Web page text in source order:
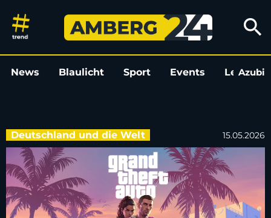
Hinweise auf baldigen Start
search
News Blaulicht Sport Events LeoAzubi
Deutschland und die Welt 15.05.2026